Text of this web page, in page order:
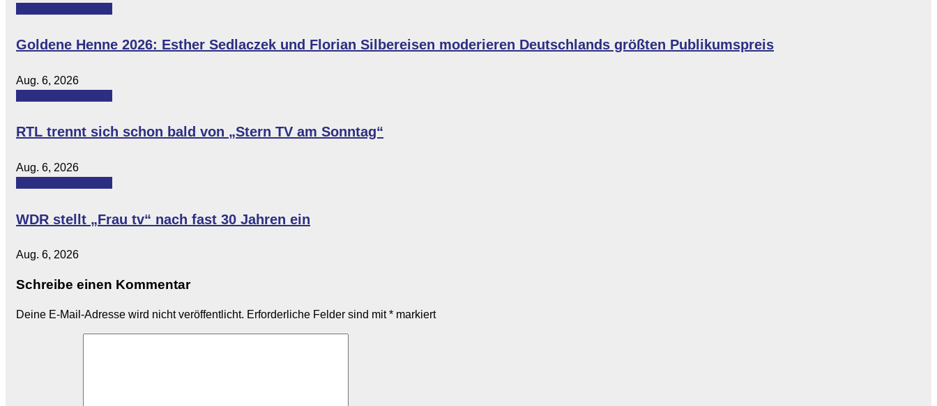
Goldene Henne 2026: Esther Sedlaczek und Florian Silbereisen moderieren Deutschlands größten Publikumspreis
Aug. 6, 2026
RTL trennt sich schon bald von „Stern TV am Sonntag“
Aug. 6, 2026
WDR stellt „Frau tv“ nach fast 30 Jahren ein
Aug. 6, 2026
Schreibe einen Kommentar
Deine E-Mail-Adresse wird nicht veröffentlicht. Erforderliche Felder sind mit* markiert